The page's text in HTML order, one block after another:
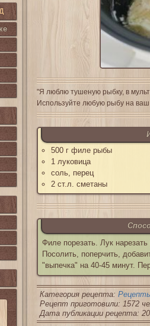
"Я люблю тушеную рыбку, в
Используйте любую рыбу на ваш
500 г филе рыбы
1 луковица
соль, перец
2 ст.л. сметаны
Филе порезать. Лук
Посолить, поперчить,
"выпечка" на 40-45 минут.
Категория рецепта:
Рецепт приготовили: 1572
Дата публикации рецепта: